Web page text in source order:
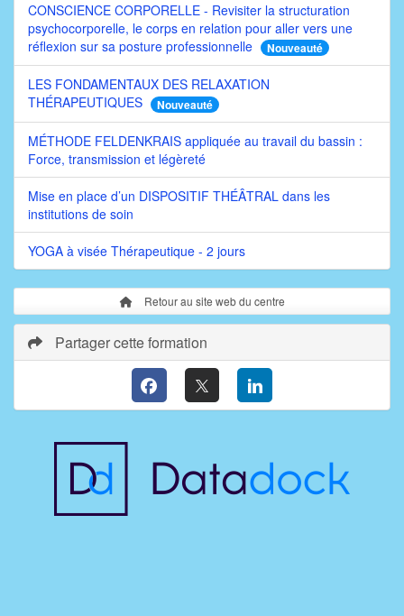
CONSCIENCE CORPORELLE - Revisiter la structuration
psychocorporelle, le corps en relation pour aller vers une
réflexion sur sa posture professionnelle
Nouveauté
LES FONDAMENTAUX DES RELAXATION
THÉRAPEUTIQUES
Nouveauté
MÉTHODE FELDENKRAIS appliquée au travail du bassin :
Force, transmission et légèreté
Mise en place d’un DISPOSITIF THÉÂTRAL dans les
institutions de soin
YOGA à visée Thérapeutique - 2 jours
Retour au site web du centre
Partager cette formation